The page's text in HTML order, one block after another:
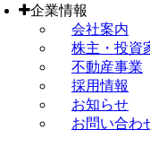
企業情報
会社案内
株主・投資
不動産事業
採用情報
お知らせ
お問い合わ